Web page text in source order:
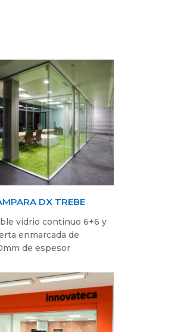
DX TREBE
vidrio continuo 6+6 y
enmarcada de
de espesor